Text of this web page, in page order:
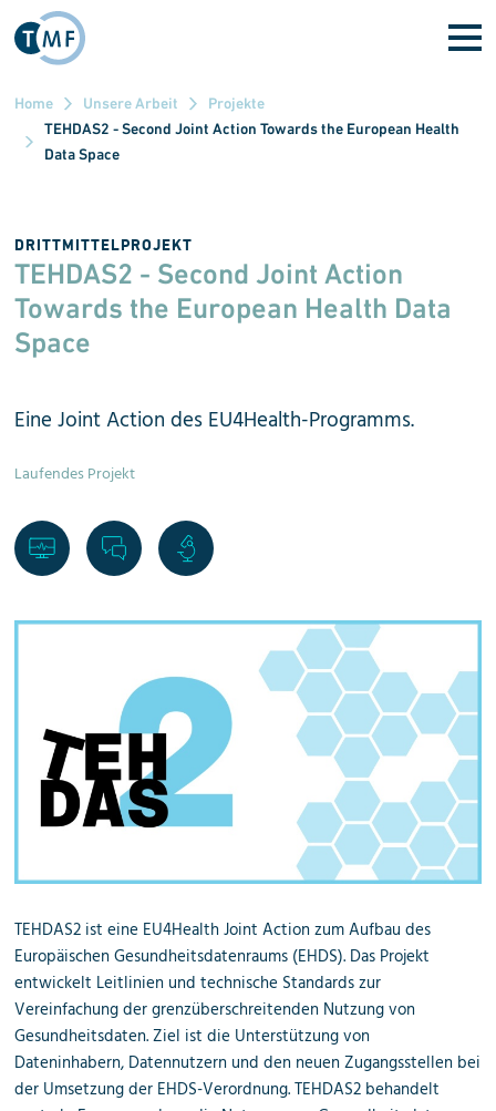
Direkt zum Inhalt
Home Unsere Arbeit
Projekte
TEHDAS2 - Second Joint Action Towards the European Health
Data Space
DRITTMITTELPROJEKT
TEHDAS2 - Second Joint Action
Towards the European Health Data
Space
Eine Joint Action des EU4Health-Programms.
Laufendes Projekt
TEHDAS2 ist eine EU4Health Joint Action zum Aufbau des
Europäischen Gesundheitsdatenraums (EHDS). Das Projekt
entwickelt Leitlinien und technische Standards zur
Vereinfachung der grenzüberschreitenden Nutzung von
Gesundheitsdaten. Ziel ist die Unterstützung von
Dateninhabern, Datennutzern und den neuen Zugangsstellen bei
der Umsetzung der EHDS-Verordnung. TEHDAS2 behandelt